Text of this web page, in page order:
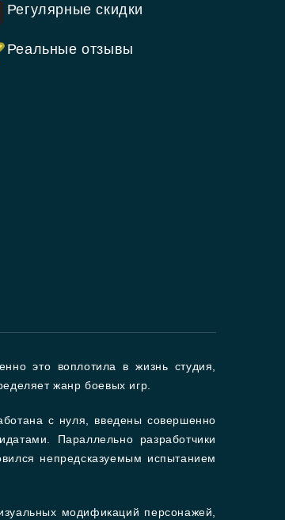
Регулярные скидки
Реальные отзывы
это воплотила в жизнь студия,
жанр боевых игр.
с нуля, введены совершенно
Параллельно разработчики
непредсказуемым испытанием
модификаций персонажей,